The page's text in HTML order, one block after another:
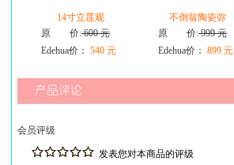
14寸立莲观
原 价:600 元
Edehua价： 540 元
不倒翁陶瓷弥
原 价:999 元
Edehua价： 899 元
会员评级
发表您对本商品的评级